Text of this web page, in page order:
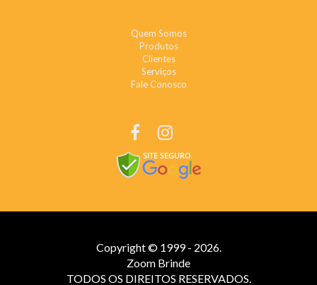
Quem Somos
Produtos
Clientes
Serviços
Fale Conosco
Copyright © 1999 - 2026.
Zoom Brinde
TODOS OS DIREITOS RESERVADOS.